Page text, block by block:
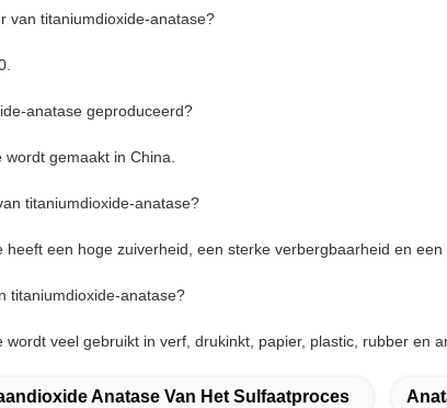
van titaniumdioxide-anatase?
anatase geproduceerd?
gemaakt in China.
titaniumdioxide-anatase?
heeft een hoge zuiverheid, een sterke verbergbaarheid en
titaniumdioxide-anatase?
veel gebruikt in verf, drukinkt, papier, plastic, rubber en
Anatase Van Het Sulfaatproces